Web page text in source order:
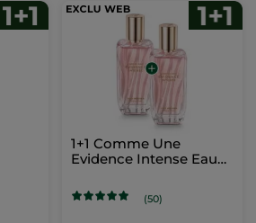
1+1 Comme Une
Evidence Intense Eau
(50)